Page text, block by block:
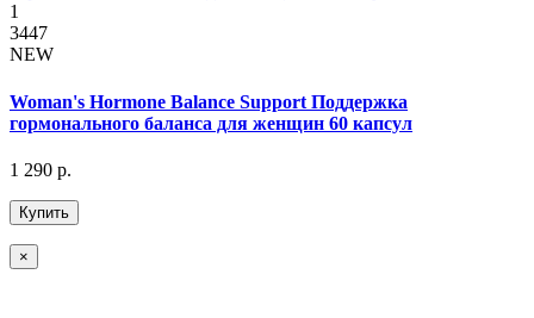
1
3447
NEW
Woman's Hormone Balance Support Поддержка
гормонального баланса для женщин 60 капсул
1 290 р.
Купить
×